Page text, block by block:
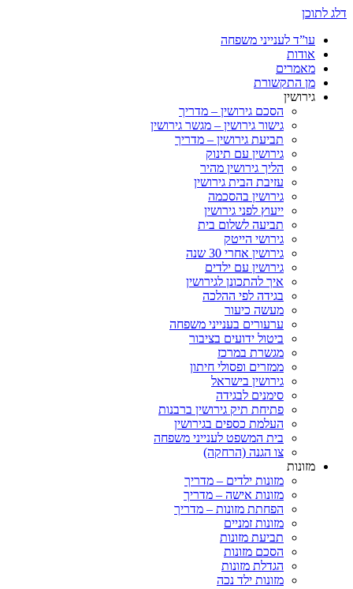
דלג לתוכן
עו”ד לענייני משפחה
אודות
מאמרים
מן התקשורת
גירושין
הסכם גירושין – מדריך
גישור גירושין – מגשר גירושין
תביעת גירושין – מדריך
גירושין עם תינוק
הליך גירושין מהיר
עזיבת הבית גירושין
גירושין בהסכמה
ייעוץ לפני גירושין
תביעה לשלום בית
גירושי הייטק
גירושין אחרי 30 שנה
גירושין עם ילדים
איך להתכונן לגירושין
בגידה לפי ההלכה
מעשה כיעור
ערעורים בענייני משפחה
ביטול ידועים בציבור
מגשרת במרכז
ממזרים ופסולי חיתון
גירושין בישראל
סימנים לבגידה
פתיחת תיק גירושין ברבנות
העלמת כספים בגירושין
בית המשפט לענייני משפחה
צו הגנה (הרחקה)
מזונות
מזונות ילדים – מדריך
מזונות אישה – מדריך
הפחתת מזונות – מדריך
מזונות זמניים
תביעת מזונות
הסכם מזונות
הגדלת מזונות
מזונות ילד נכה